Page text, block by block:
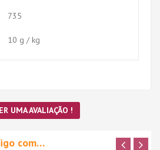
735
10 g / kg
UMA AVALIAÇÃO !
com…